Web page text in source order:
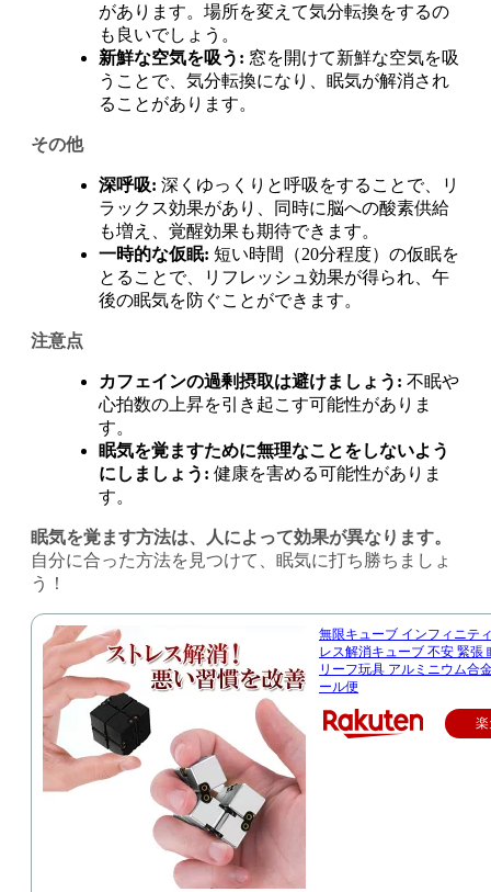
があります。場所を変えて気分転換をするの
も良いでしょう。
新鮮な空気を吸う: 窓を開けて新鮮な空気を吸
うことで、気分転換になり、眠気が解消され
ることがあります。
その他
深呼吸: 深くゆっくりと呼吸をすることで、リ
ラックス効果があり、同時に脳への酸素供給
も増え、覚醒効果も期待できます。
一時的な仮眠: 短い時間（20分程度）の仮眠を
とることで、リフレッシュ効果が得られ、午
後の眠気を防ぐことができます。
注意点
カフェインの過剰摂取は避けましょう: 不眠や
心拍数の上昇を引き起こす可能性がありま
す。
眠気を覚ますために無理なことをしないよう
にしましょう: 健康を害める可能性がありま
す。
眠気を覚ます方法は、人によって効果が異なります。
自分に合った方法を見つけて、眠気に打ち勝ちましょ
う！
無限キューブ インフィニテ
レス解消キューブ 不安 緊張
リーフ玩具 アルミニウム合
ール便